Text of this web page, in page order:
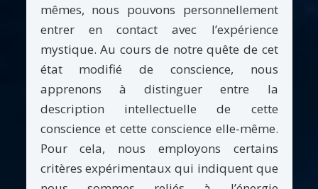
mêmes, nous pouvons personnellement
entrer en contact avec l’expérience
mystique. Au cours de notre quête de cet
état modifié de conscience, nous
apprenons à distinguer entre la
description intellectuelle de cette
conscience et cette conscience elle-même.
Pour cela, nous employons certains
critères expérimentaux qui indiquent que